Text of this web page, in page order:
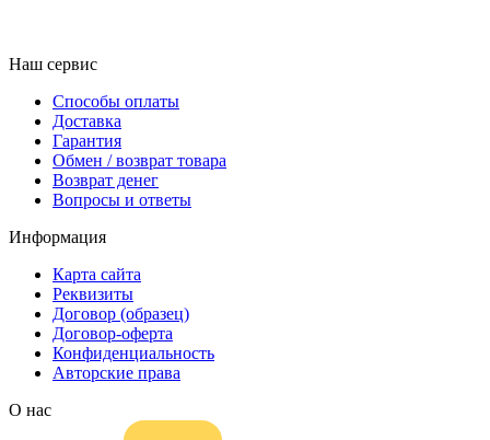
Наш сервис
Способы оплаты
Доставка
Гарантия
Обмен / возврат товара
Возврат денег
Вопросы и ответы
Информация
Карта сайта
Реквизиты
Договор (образец)
Договор-оферта
Конфиденциальность
Авторские права
О нас